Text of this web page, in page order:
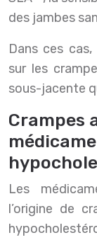
des jambes
Dans ces
sur les
sous-jacente
Crampes
Les
l’origine de